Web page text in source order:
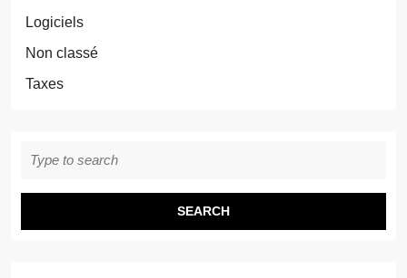
Logiciels
Non classé
Taxes
for: